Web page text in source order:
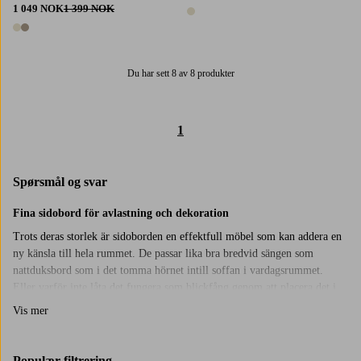
1 049 NOK1 399 NOK
2 farger
1 farge
Du har sett 8 av 8 produkter
1
Spørsmål og svar
Fina sidobord för avlastning och dekoration
Trots deras storlek är sidoborden en effektfull möbel som kan addera en
ny känsla till hela rummet. De passar lika bra bredvid sängen som
nattduksbord som i det tomma hörnet intill soffan i vardagsrummet.
mitten av rummet? Styling- och användningsmöjligheterna för sidobord
material såsom trä, metall, glas och plast i en mängd olika färger och
Vis mer